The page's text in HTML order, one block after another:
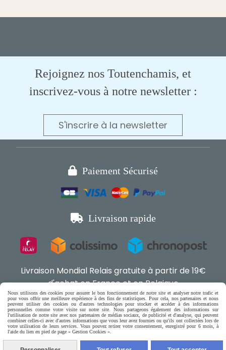
Rejoignez nos Toutenchamis, et
inscrivez-vous à notre newsletter :
S'inscrire à la newsletter
 Paiement Sécurisé
 Livraison rapide
Livraison Mondial Relais gratuite à partir de 19€
d'achat en France et en Belgique
 Boutique en ligne pour chat,
petits chiens & rongeurs 
Nous utilisons des cookies pour assurer le bon fonctionnement de notre site et analyser notre trafic et
pour vous offrir une meilleure expérience à des fins de statistiques. Pour cela, nos partenaires et nous
peuvent utiliser des cookies ou d'autres technologies pour stocker et accéder à des informations
personnelles comme votre visite sur notre site. Nous partageons également des informations sur
l'utilisation de notre site avec nos partenaires de médias sociaux, de publicité et d'analyse, qui peuvent
combiner celles-ci avec d'autres informations que vous leur avez fournies ou qu'ils ont collectées lors de
votre utilisation de leurs services. Vous pouvez retirer votre consentement, enregistré pour 6 mois, à
l'aide du lien en pied de page « Gestion Cookies ».